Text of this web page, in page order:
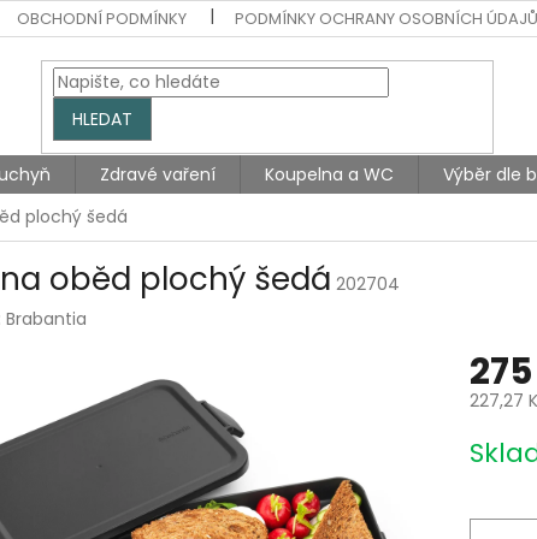
OBCHODNÍ PODMÍNKY PODMÍNKY OCHRANY OSOBNÍCH ÚDAJŮ
HLEDAT
Zdravé vaření Koupelna a WC Výběr dle
plochý šedá
na oběd plochý šedá 202704
Brabantia
227,27
cena: